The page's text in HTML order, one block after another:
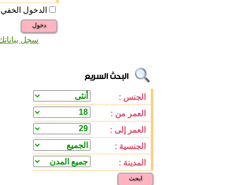
الدخول الخفي
دخول
سجل
الجنس :
العمر من :
العمر إلى :
الجنسية :
المدينة :
ابحث